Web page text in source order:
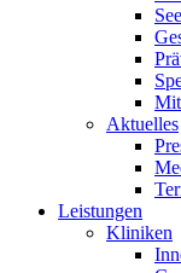
Aktuelles
Leistungen
Kliniken